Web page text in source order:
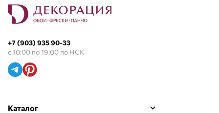
+7 (903) 935 90-33
с 10:00 по 19:00 по НСК
Каталог